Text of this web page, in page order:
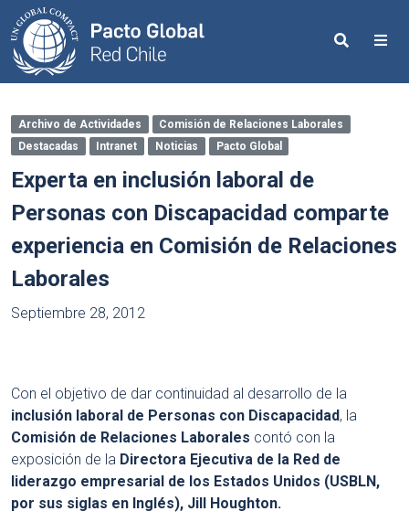
Search
Archivo de Actividades
Comisión de Relaciones Laborales
Destacadas
Intranet Noticias Pacto Global
Experta en inclusión laboral de
Personas con Discapacidad comparte
experiencia en Comisión de Relaciones
Laborales
Septiembre 28, 2012
Con el objetivo de dar continuidad al desarrollo de la
inclusión laboral de Personas con Discapacidad, la
Comisión de Relaciones Laborales contó con la
exposición de la Directora Ejecutiva de la Red de
liderazgo empresarial de los Estados Unidos (USBLN,
por sus siglas en Inglés), Jill Houghton.